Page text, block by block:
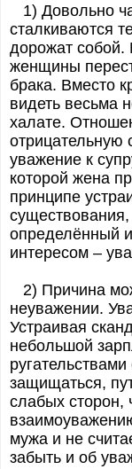
1) Довольно
сталкиваются
дорожат собой.
женщины
брака. Вместо
видеть весьма
халате.
отрицательную
уважение к
которой жена
принципе
существования,
определённый
интересом –
2) Причина
неуважении.
Устраивая
небольшой
защищаться,
слабых сторон,
мужа и не
забыть и об